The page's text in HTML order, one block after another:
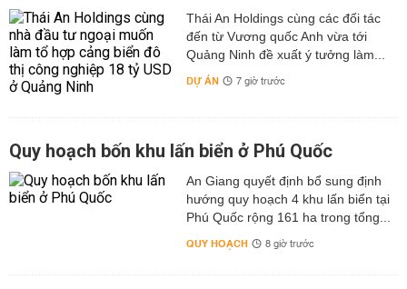
Thái An Holdings cùng các đối tác
đến từ Vương quốc Anh vừa tới
Quảng Ninh đề xuất ý tưởng làm...
DỰ ÁN 7 giờ trước
Quy hoạch bốn khu lấn biển ở Phú Quốc
An Giang quyết định bổ sung định
hướng quy hoạch 4 khu lấn biển tại
Phú Quốc rộng 161 ha trong tổng...
QUY HOẠCH 8 giờ trước